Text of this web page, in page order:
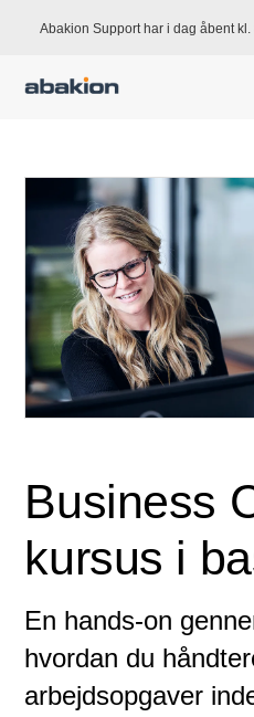
Abakion Support har i dag åbent kl.
Business
kursus i
En hands-on
hvordan du
arbejdsopgaver